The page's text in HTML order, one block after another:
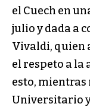
el Cuech en
julio y dada a
Vivaldi, quien
el respeto a
esto, mientras
Universitario